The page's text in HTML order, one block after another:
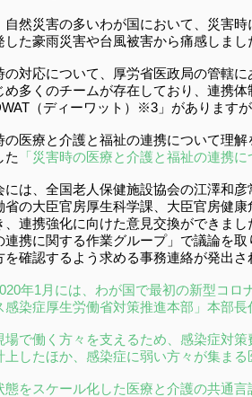
自然災害の多いわが国において、災害
した豪雨災害や台風被害から痛感しまし
の対応について、厚労省医政局の管轄
め多くのチームが存在しており、連携
（ディーワット）※3」があります
の医療と介護と福祉の連携について理
た
「災害時の医療と介護と福祉の連携
には、全国老人保健施設協会の江澤和
省の大臣官房厚生科学課、大臣官房健
、連携強化に向けた意見交換ができま
連携に関する作業グループ」で議論を
を確認するよう求める事務連絡が発出さ
年1月には、わが国で最初の新型コ
感染症厚生労働省対策推進本部」本部長
場で働く方々を支えるため、感染症対
上したほか、感染症に弱い方々が集ま
態をスケール化した医療と介護の共通